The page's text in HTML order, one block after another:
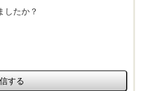
したか？